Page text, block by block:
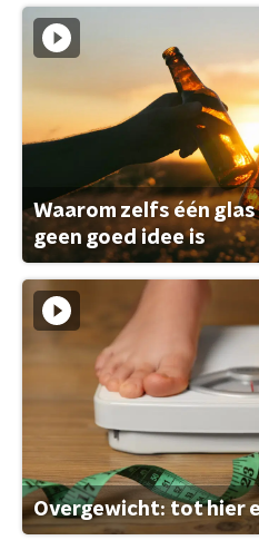
Waarom zelfs één
geen goed idee is
Overgewicht: tot hier